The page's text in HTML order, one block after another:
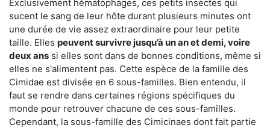
Exclusivement hématophages, ces petits insectes qui
sucent le sang de leur hôte durant plusieurs minutes ont
une durée de vie assez extraordinaire pour leur petite
taille. Elles peuvent survivre jusqu’à un an et demi, voire
deux ans si elles sont dans de bonnes conditions, même si
elles ne s'alimentent pas. Cette espèce de la famille des
Cimidae est divisée en 6 sous-familles. Bien entendu, il
faut se rendre dans certaines régions spécifiques du
monde pour retrouver chacune de ces sous-familles.
Cependant, la sous-famille des Cimicinaes dont fait partie